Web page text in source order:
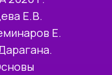
Е.В.
Е.